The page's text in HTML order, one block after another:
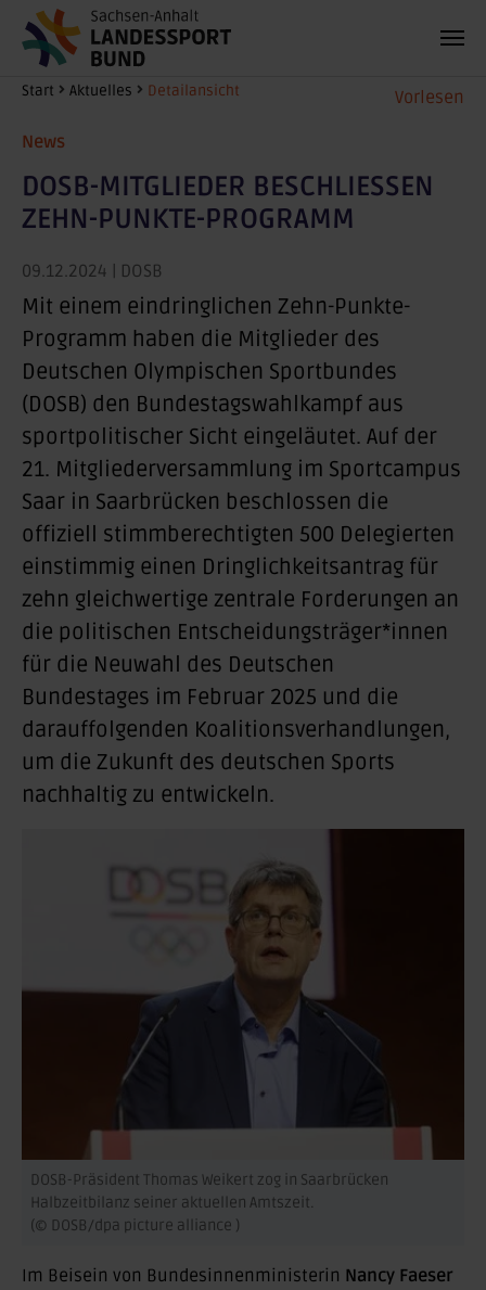
Zum Hauptinhalt springen Vorlesen
Sie sind hier:
Start Aktuelles Detailansicht
News
DOSB-MITGLIEDER BESCHLIESSEN Z
EHN-PUNKTE-PROGRAMM
09.12.2024 | DOSB
Mit einem eindringlichen Zehn-Punkte-
Programm haben die Mitglieder des
Deutschen Olympischen Sportbundes
(DOSB) den Bundestagswahlkampf aus
sportpolitischer Sicht eingeläutet. Auf der
21. Mitgliederversammlung im Sportcampus
Saar in Saarbrücken beschlossen die
offiziell stimmberechtigten 500 Delegierten
einstimmig einen Dringlichkeitsantrag für
zehn gleichwertige zentrale Forderungen an
die politischen Entscheidungsträger*innen
für die Neuwahl des Deutschen
Bundestages im Februar 2025 und die
darauffolgenden Koalitionsverhandlungen,
um die Zukunft des deutschen Sports
nachhaltig zu entwickeln.
DOSB-Präsident Thomas Weikert zog in Saarbrücken
Halbzeitbilanz seiner aktuellen Amtszeit.
(© DOSB/dpa picture alliance )
Im Beisein von Bundesinnenministerin Nancy Faeser